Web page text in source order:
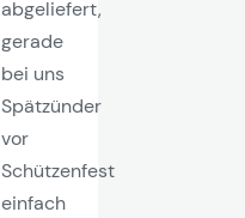
abgeliefert,
gerade
bei uns
Spätzünder
vor
Schützenfest
einfach